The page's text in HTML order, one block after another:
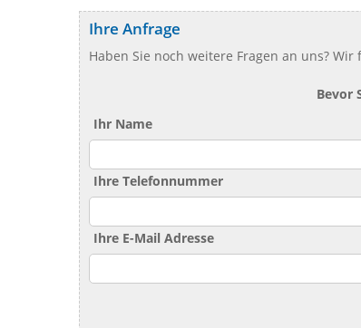
Ihre Anfrage
Haben Sie noch weitere Fragen an uns?
Bevor
Ihr Name
Ihre Telefonnummer
Ihre E-Mail Adresse